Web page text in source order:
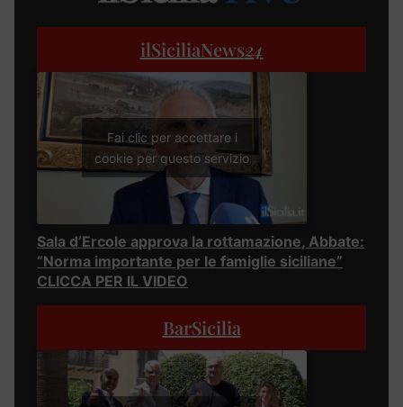
ilSiciliaNews24
Fai clic per accettare i
cookie per questo servizio
Sala d’Ercole approva la rottamazione, Abbate:
“Norma importante per le famiglie siciliane”
CLICCA PER IL VIDEO
BarSicilia